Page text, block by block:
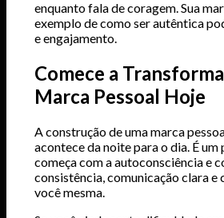
enquanto fala de coragem. Sua
exemplo de como ser autêntica
e engajamento.
Comece a
Marca Pessoal Hoje
A construção de uma marca
acontece da noite para o dia. É um
começa com a autoconsciência e
consistência, comunicação clara e
você mesma.